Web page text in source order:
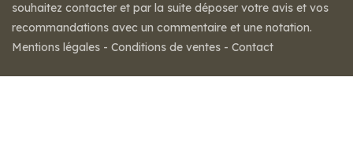
souhaitez contacter et par la suite déposer votre avis et vos
recommandations avec un commentaire et une notation.
Mentions légales - Conditions de ventes - Contact